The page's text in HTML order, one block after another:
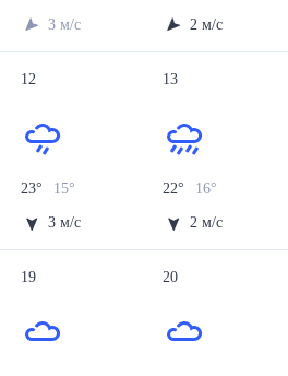
3 м/с
2 м/с
12
23° 15°
3 м/с
13
22° 16°
2 м/с
19 20